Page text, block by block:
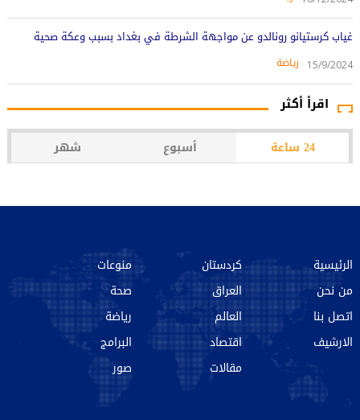
غياب كرستيانو رونالدو عن مواجهة الشرطة في بغداد بسبب وعكة صحية
15/9/2024 رياضة
اقرأ أكثر
24 ساعة أسبوع شهر
الرئيسية
من نحن‌
اتصل بنا
الارشیف
كردستان
العراق
العالم
اقتصاد
مقالات
منوعات
صحة
رياضة
البرامج
صور